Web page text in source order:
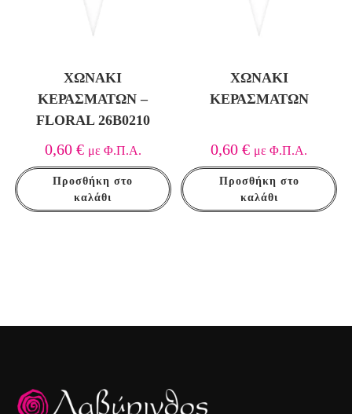
ΧΩΝΆΚΙ
ΚΕΡΑΣΜΆΤΩΝ –
FLORAL 26Β0210
0,60 € με Φ.Π.Α.
Προσθήκη στο
καλάθι
ΧΩΝΆΚΙ
ΚΕΡΑΣΜΆΤΩΝ
0,60€ με Φ.Π.Α.
Προσθήκη στο
καλάθι